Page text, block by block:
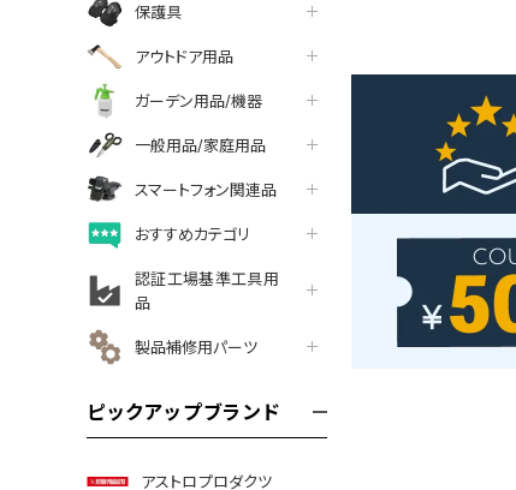
保護具
アウトドア用品
ガーデン用品/機器
一般用品/家庭用品
スマートフォン関連品
おすすめカテゴリ
認証工場基準工具用
品
製品補修用パーツ
ピックアップブランド
アストロプロダクツ